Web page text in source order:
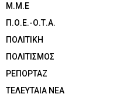
Μ.Μ.Ε
Π.Ο.Ε.-Ο.Τ.Α.
ΠΟΛΙΤΙΚΗ
ΠΟΛΙΤΙΣΜΟΣ
ΡΕΠΟΡΤΑΖ
ΤΕΛΕΥΤΑΙΑ ΝΕΑ